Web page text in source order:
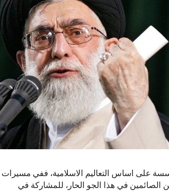
على اساس التعاليم الاسلامية، ففي مسيرات
الصائمين في هذا الجو الحار، للمشاركة في